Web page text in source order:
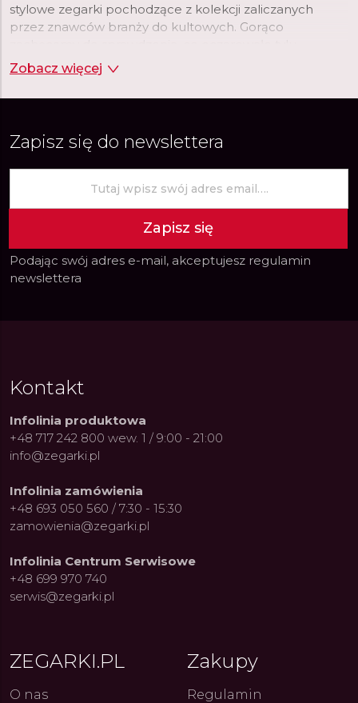
stylowe zegarki pochodzące z kolekcji zaliczanych
przez znawców branży do kultowych. Gorąco
wielbicieli uznanego producenta.
Zobacz więcej
Zapisz się do newslettera
Zapisz się
Podając swój adres e-mail, akceptujesz regulamin
newslettera
Kontakt
Infolinia produktowa
+48 717 242 800 wew. 1 / 9:00 - 21:00
info@zegarki.pl
Infolinia zamówienia
+48 693 050 560 / 7:30 - 15:30
zamowienia@zegarki.pl
Infolinia Centrum Serwisowe
+48 699 970 740
serwis@zegarki.pl
ZEGARKI.PL
O nas
Zakupy
Regulamin